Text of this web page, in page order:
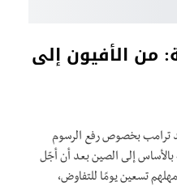
من الأفيون إلى
ترامب بخصوص رفع الرسوم
إلى الصين بعد أن أجّل
تسعين يومًا للتفاوض،